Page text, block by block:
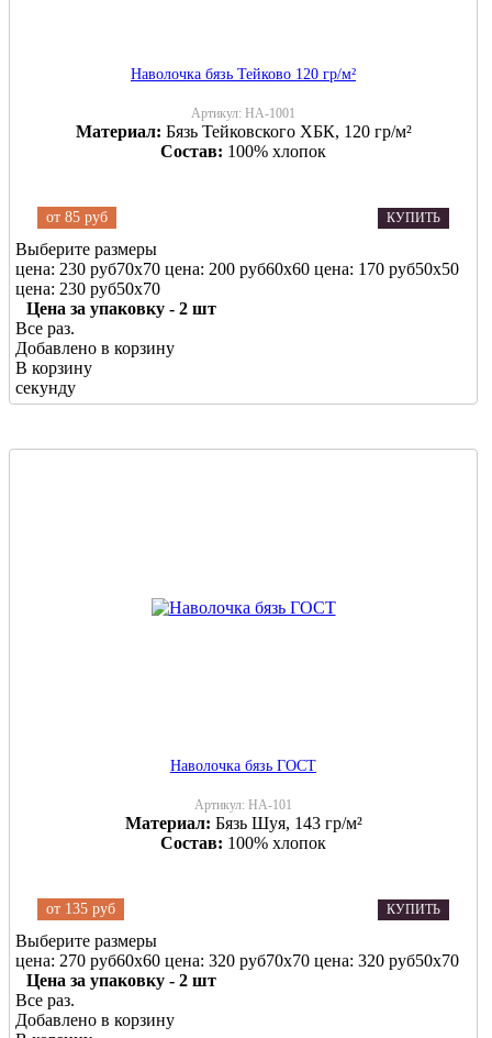
Наволочка бязь Тейково 120 гр/м²
Артикул: НА-1001
Материал: Бязь Тейковского ХБК, 120 гр/м²
Состав: 100% хлопок
от 85 руб КУПИТЬ
Выберите размеры
цена: 230 руб70х70 цена: 200 руб60х60 цена: 170 руб50х50
цена: 230 руб50х70
Цена за упаковку - 2 шт
Все раз.
Добавлено в корзину
В корзину
секунду
Наволочка бязь ГОСТ
Артикул: НА-101
Материал: Бязь Шуя, 143 гр/м²
Состав: 100% хлопок
от 135 руб КУПИТЬ
Выберите размеры
цена: 270 руб60х60 цена: 320 руб70х70 цена: 320 руб50х70
Цена за упаковку - 2 шт
Все раз.
Добавлено в корзину